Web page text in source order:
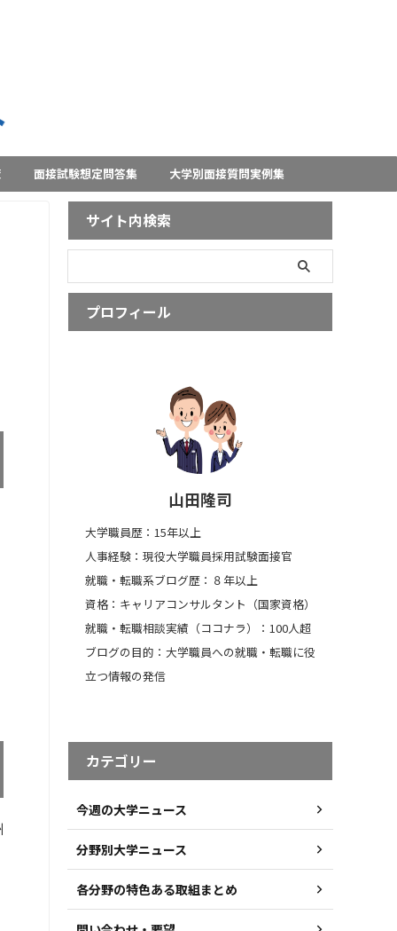
面接試験想定問答集 大学別面接質問実例集
サイト内検索
プロフィール
山田隆司
大学職員歴：15年以上
人事経験：現役大学職員採用試験面接官
就職・転職系ブログ歴：８年以上
資格：キャリアコンサルタント（国家資格）
就職・転職相談実績（ココナラ）：100人超
ブログの目的：大学職員への就職・転職に役
立つ情報の発信
カテゴリー
今週の大学ニュース
分野別大学ニュース
各分野の特色ある取組まとめ